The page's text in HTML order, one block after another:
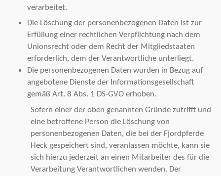
verarbeitet.
Die Löschung der personenbezogenen Daten ist zur
Erfüllung einer rechtlichen Verpflichtung nach dem
Unionsrecht oder dem Recht der Mitgliedstaaten
erforderlich, dem der Verantwortliche unterliegt.
Die personenbezogenen Daten wurden in Bezug auf
angebotene Dienste der Informationsgesellschaft
gemäß Art. 8 Abs. 1 DS-GVO erhoben.
Sofern einer der oben genannten Gründe zutrifft und
eine betroffene Person die Löschung von
personenbezogenen Daten, die bei der Fjordpferde
Heck gespeichert sind, veranlassen möchte, kann sie
sich hierzu jederzeit an einen Mitarbeiter des für die
Verarbeitung Verantwortlichen wenden. Der